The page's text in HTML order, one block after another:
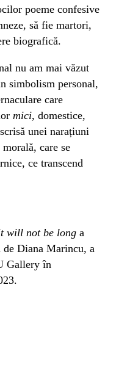
poeme confesive
să fie martori,
biografică.
nu am mai văzut
simbolism personal,
care
mici, domestice,
unei narațiuni
care se
ce transcend
will not be long a
de Diana Marincu, a
Gallery în